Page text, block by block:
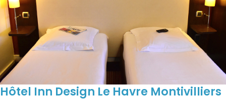
Hôtel Inn Design Le Havre Montivilliers